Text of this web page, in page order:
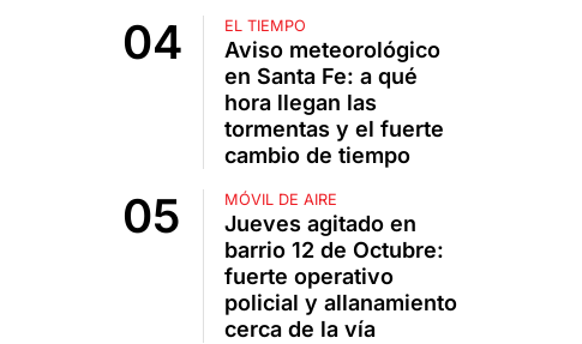
EL TIEMPO
Aviso meteorológico
en Santa Fe: a qué
hora llegan las
tormentas y el fuerte
cambio de tiempo
MÓVIL DE AIRE
Jueves agitado en
barrio 12 de Octubre:
fuerte operativo
policial y allanamiento
cerca de la vía